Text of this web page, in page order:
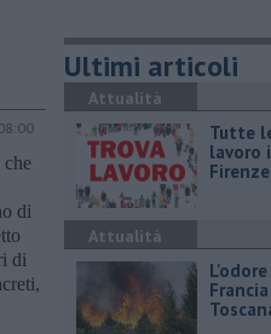
che
di
di
Ultimi articoli
Attualità
​Tutte
lavoro
Firenze
Attualità